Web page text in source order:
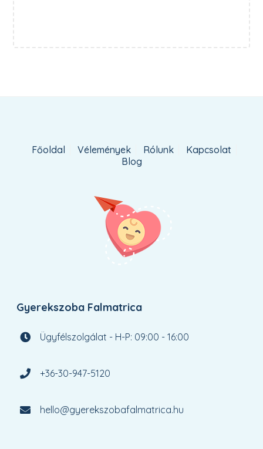
Főoldal Vélemények Rólunk
Kapcsolat
Blog
Gyerekszoba Falmatrica
Ügyfélszolgálat - H-P: 09:00 - 16:00
+36-30-947-5120
hello@gyerekszobafalmatrica.hu